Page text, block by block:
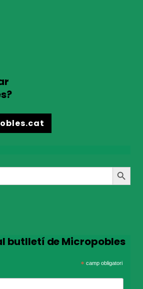
Search
Button
butlletí de Micropobles
* camp obligatori